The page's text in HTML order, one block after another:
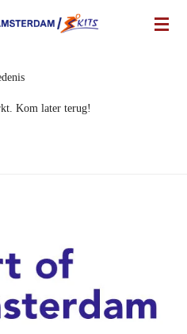
Kom later terug!